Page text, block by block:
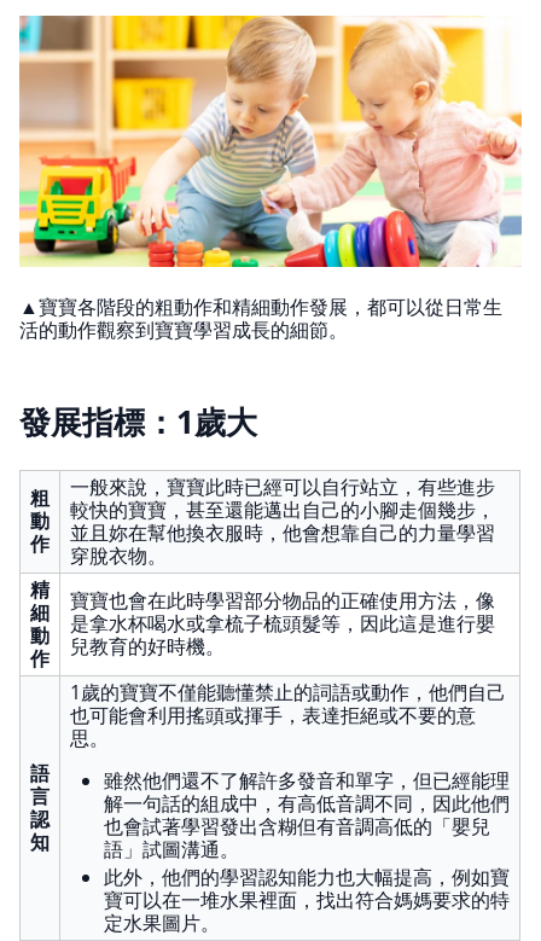
▲寶寶各階段的粗動作和精細動作發展，都可以從日常生
活的動作觀察到寶寶學習成長的細節。
發展指標：1歲大
粗
動
作
一般來說，寶寶此時已經可以自行站立，有些進步
較快的寶寶，甚至還能邁出自己的小腳走個幾步，
並且妳在幫他換衣服時，他會想靠自己的力量學習
穿脫衣物。
精
細
動
作
寶寶也會在此時學習部分物品的正確使用方法，像
是拿水杯喝水或拿梳子梳頭髮等，因此這是進行嬰
兒教育的好時機。
語
言
認
知
1歲的寶寶不僅能聽懂禁止的詞語或動作，他們自己
也可能會利用搖頭或揮手，表達拒絕或不要的意
思。
雖然他們還不了解許多發音和單字，但已經能理
解一句話的組成中，有高低音調不同，因此他們
也會試著學習發出含糊但有音調高低的「嬰兒
語」試圖溝通。
此外，他們的學習認知能力也大幅提高，例如寶
寶可以在一堆水果裡面，找出符合媽媽要求的特
定水果圖片。